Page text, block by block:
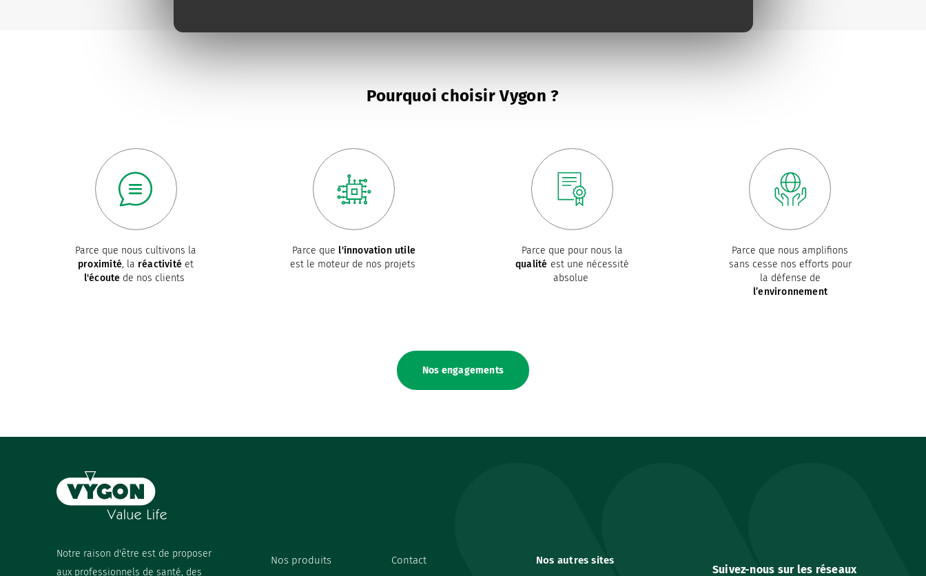
Pourquoi choisir Vygon ?
Parce que nous cultivons la
proximité, la réactivité et
l'écoute de nos clients
Parce que l'innovation utile
est le moteur de nos projets
Parce que pour nous la
qualité est une nécessité
absolue
Parce que nous amplifions
sans cesse nos efforts pour
la défense de
l’environnement
Nos engagements
Notre raison d'être est de proposer
aux professionnels de santé, des
Nos produits Contact
Nos autres sites
Suivez-nous sur les réseaux